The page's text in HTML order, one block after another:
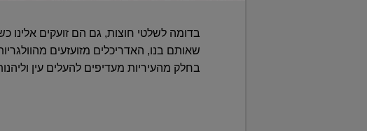
בדומה לשלטי חוצות, גם הם זועקים אלינו
שאותם בנו, האדריכלים מזועזעים
בחלק מהעיריות מעדיפים להעלים עין